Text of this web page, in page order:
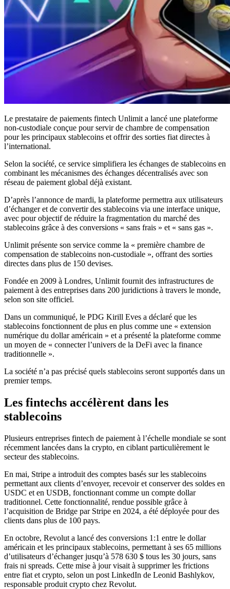
Le prestataire de paiements fintech Unlimit a lancé une plateforme
non-custodiale conçue pour servir de chambre de compensation
pour les principaux stablecoins et offrir des sorties fiat directes à
l’international.
Selon la société, ce service simplifiera les échanges de stablecoins en
combinant les mécanismes des échanges décentralisés avec son
réseau de paiement global déjà existant.
D’après l’annonce de mardi, la plateforme permettra aux utilisateurs
d’échanger et de convertir des stablecoins via une interface unique,
avec pour objectif de réduire la fragmentation du marché des
stablecoins grâce à des conversions « sans frais » et « sans gas ».
Unlimit présente son service comme la « première chambre de
compensation de stablecoins non-custodiale », offrant des sorties
directes dans plus de 150 devises.
Fondée en 2009 à Londres, Unlimit fournit des infrastructures de
paiement à des entreprises dans 200 juridictions à travers le monde,
selon son site officiel.
Dans un communiqué, le PDG Kirill Eves a déclaré que les
stablecoins fonctionnent de plus en plus comme une « extension
numérique du dollar américain » et a présenté la plateforme comme
un moyen de « connecter l’univers de la DeFi avec la finance
traditionnelle ».
La société n’a pas précisé quels stablecoins seront supportés dans un
premier temps.
Les fintechs accélèrent dans les
stablecoins
Plusieurs entreprises fintech de paiement à l’échelle mondiale se sont
récemment lancées dans la crypto, en ciblant particulièrement le
secteur des stablecoins.
En mai, Stripe a introduit des comptes basés sur les stablecoins
permettant aux clients d’envoyer, recevoir et conserver des soldes en
USDC et en USDB, fonctionnant comme un compte dollar
traditionnel. Cette fonctionnalité, rendue possible grâce à
l’acquisition de Bridge par Stripe en 2024, a été déployée pour des
clients dans plus de 100 pays.
En octobre, Revolut a lancé des conversions 1:1 entre le dollar
américain et les principaux stablecoins, permettant à ses 65 millions
d’utilisateurs d’échanger jusqu’à 578 630 $ tous les 30 jours, sans
frais ni spreads. Cette mise à jour visait à supprimer les frictions
entre fiat et crypto, selon un post LinkedIn de Leonid Bashlykov,
responsable produit crypto chez Revolut.